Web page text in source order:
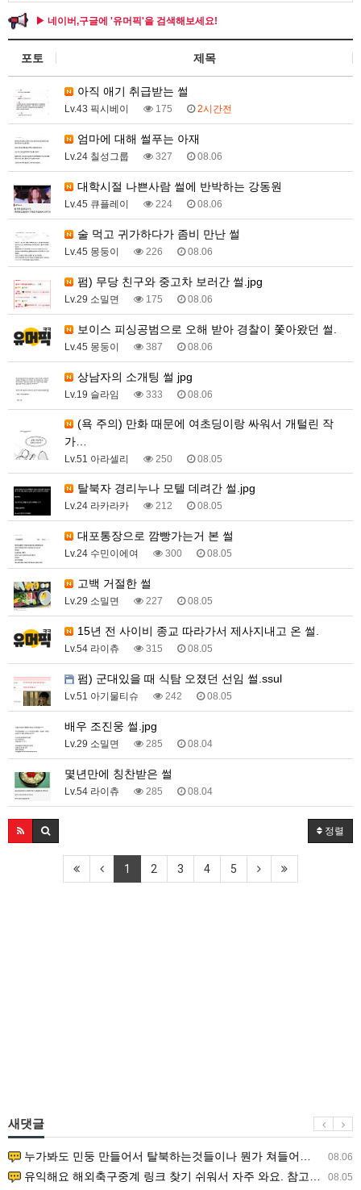
▶ 네이버,구글에 '유머픽'을 검색해보세요!
포토 제목
아직 애기 취급받는 썰
Lv.43 픽시베이 175 2시간전
엄마에 대해 썰푸는 아재
Lv.24 칠성그룹 327 08.06
대학시절 나쁜사람 썰에 반박하는 강동원
Lv.45 큐플레이 224 08.06
술 먹고 귀가하다가 좀비 만난 썰
Lv.45 몽둥이 226 08.06
펌) 무당 친구와 중고차 보러간 썰.jpg
Lv.29 소밀면 175 08.06
보이스 피싱공범으로 오해 받아 경찰이 쫓아왔던 썰.
Lv.45 몽둥이 387 08.06
상남자의 소개팅 썰 jpg
Lv.19 슬라임 333 08.06
가…
Lv.51 아라셀리 250 08.05
탈북자 경리누나 모텔 데려간 썰.jpg
Lv.24 라카라카 212 08.05
대포통장으로 깜빵가는거 본 썰
Lv.24 수민이에여 300 08.05
고백 거절한 썰
Lv.29 소밀면 227 08.05
15년 전 사이비 종교 따라가서 제사지내고 온 썰.
Lv.54 라이츄 315 08.05
펌) 군대있을 때 식탐 오졌던 선임 썰.ssul
Lv.51 아기물티슈 242 08.05
배우 조진웅 썰.jpg
Lv.29 소밀면 285 08.04
몇년만에 칭찬받은 썰
Lv.54 라이츄 285 08.04
정렬
1 2 3 4 5
새댓글
08.06
누가봐도 민둥 만들어서 탈북하는것들이나 뭔가 쳐들어오는 낌새를 미리 알아차리기 위함이지 저걸 전쟁준비라고 하…
08.05
유익해요 해외축구중계 링크 찾기 쉬워서 자주 와요. 참고로 무료스포츠중계 정보 확인할 때 출처 꼭 체크해요.…